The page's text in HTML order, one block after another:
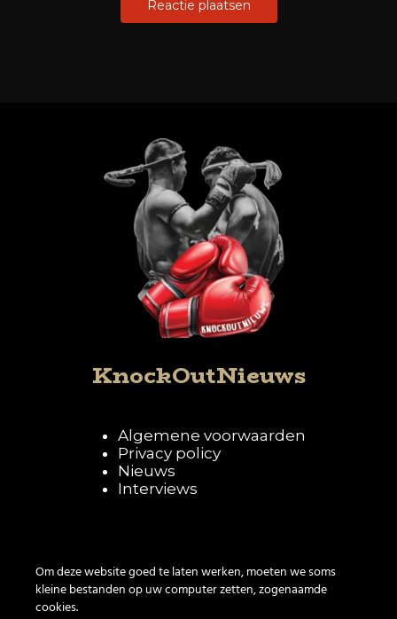
KnockOutNieuws
Algemene voorwaarden
Privacy policy
Nieuws
Interviews
Om deze website goed te laten werken, moeten we soms
kleine bestanden op uw computer zetten, zogenaamde
cookies.